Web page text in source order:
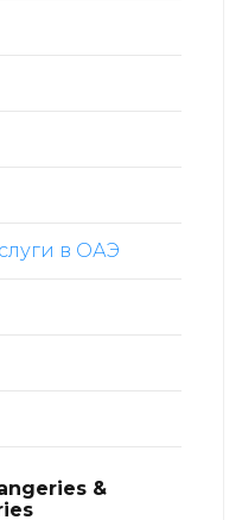
в ОАЭ
&